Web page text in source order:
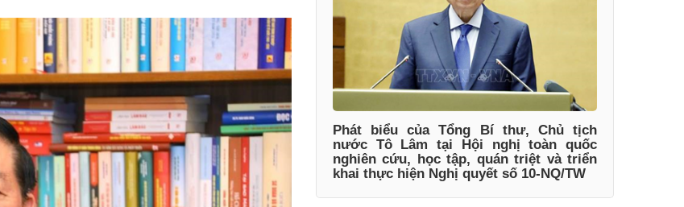
Phát biểu của Tổng Bí thư, Chủ tịch
nước Tô Lâm tại Hội nghị toàn quốc
nghiên cứu, học tập, quán triệt và triển
khai thực hiện Nghị quyết số 10-NQ/TW